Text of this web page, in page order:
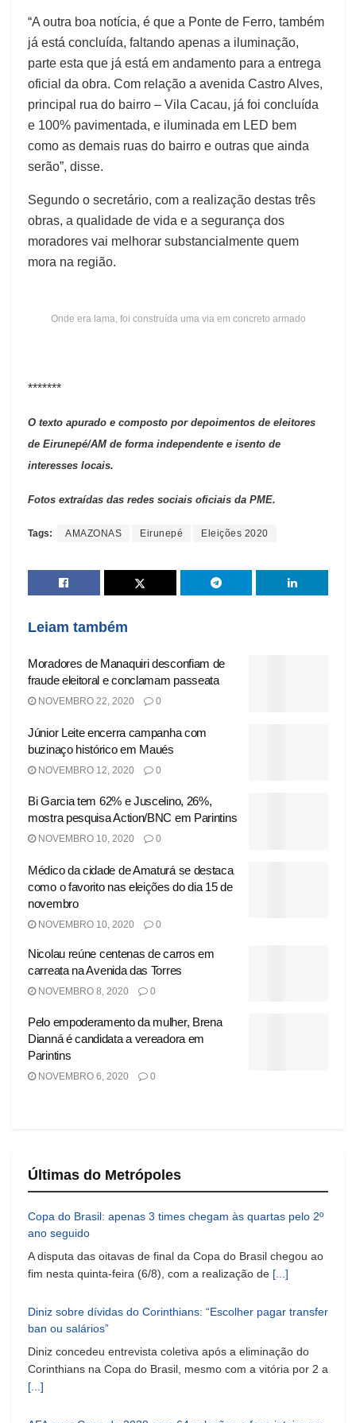
“A outra boa notícia, é que a Ponte de Ferro, também
já está concluída, faltando apenas a iluminação,
parte esta que já está em andamento para a entrega
oficial da obra. Com relação a avenida Castro Alves,
principal rua do bairro – Vila Cacau, já foi concluída
e 100% pavimentada, e iluminada em LED bem
como as demais ruas do bairro e outras que ainda
serão”, disse.
Segundo o secretário, com a realização destas três
obras, a qualidade de vida e a segurança dos
moradores vai melhorar substancialmente quem
mora na região.
Onde era lama, foi construída uma via em concreto armado
*******
O texto apurado e composto por depoimentos de eleitores
de Eirunepé/AM de forma independente e isento de
interesses locais.
Fotos extraídas das redes sociais oficiais da PME.
Tags: AMAZONAS Eirunepé Eleições 2020
Leiam também
Moradores de Manaquiri desconfiam de
fraude eleitoral e conclamam passeata
NOVEMBRO 22, 2020 0
Júnior Leite encerra campanha com
buzinaço histórico em Maués
NOVEMBRO 12, 2020 0
Bi Garcia tem 62% e Juscelino, 26%,
mostra pesquisa Action/BNC em Parintins
NOVEMBRO 10, 2020 0
Médico da cidade de Amaturá se destaca
como o favorito nas eleições do dia 15 de
novembro
NOVEMBRO 10, 2020 0
Nicolau reúne centenas de carros em
carreata na Avenida das Torres
NOVEMBRO 8, 2020 0
Pelo empoderamento da mulher, Brena
Dianná é candidata a vereadora em
Parintins
NOVEMBRO 6, 2020 0
Últimas do Metrópoles
Copa do Brasil: apenas 3 times chegam às quartas pelo 2º
ano seguido
A disputa das oitavas de final da Copa do Brasil chegou ao
fim nesta quinta-feira (6/8), com a realização de [...]
Diniz sobre dívidas do Corinthians: “Escolher pagar transfer
ban ou salários”
Diniz concedeu entrevista coletiva após a eliminação do
Corinthians na Copa do Brasil, mesmo com a vitória por 2 a
[...]